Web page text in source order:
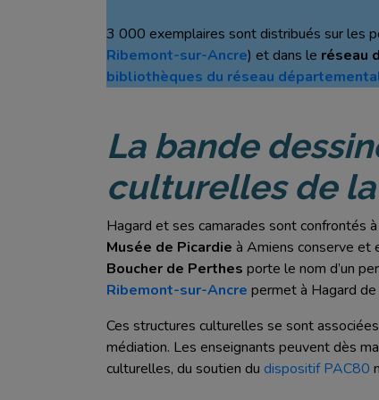
3 000 exemplaires sont distribués sur les
Ribemont-sur-Ancre) et dans le réseau
bibliothèques du réseau
La bande
culturelles de
Hagard et ses camarades sont confrontés
Musée de Picardie à Amiens conserve et
Boucher de Perthes porte le nom d’un
Ribemont-sur-Ancre permet à Hagard
Ces structures culturelles se sont
médiation. Les enseignants peuvent dès
culturelles, du soutien du dispositif PAC80